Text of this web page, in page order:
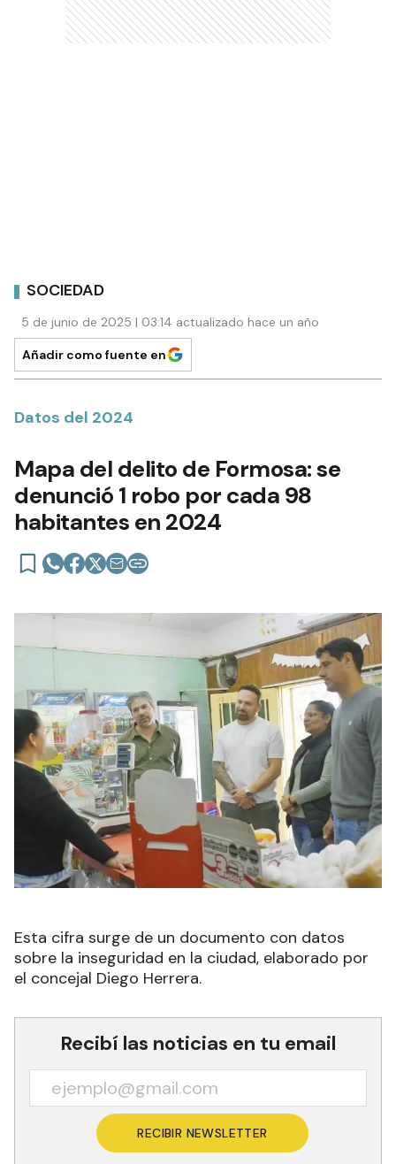
SOCIEDAD
5 de junio de 2025 | 03:14 actualizado hace un año
Añadir como fuente en
Datos del 2024
Mapa del delito de Formosa: se
denunció 1 robo por cada 98
habitantes en 2024
Esta cifra surge de un documento con datos
sobre la inseguridad en la ciudad, elaborado por
el concejal Diego Herrera.
Recibí las noticias en tu email
RECIBIR NEWSLETTER